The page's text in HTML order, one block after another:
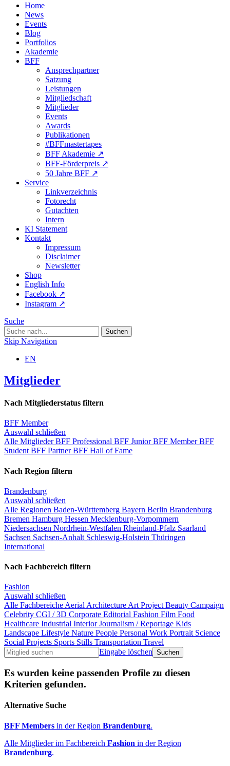
Home
News
Events
Blog
Portfolios
Akademie
BFF
Ansprechpartner
Satzung
Leistungen
Mitgliedschaft
Mitglieder
Events
Awards
Publikationen
#BFFmastertapes
BFF Akademie ↗︎
BFF-Förderpreis ↗︎
50 Jahre BFF ↗︎
Service
Linkverzeichnis
Fotorecht
Gutachten
Intern
KI Statement
Kontakt
Impressum
Disclaimer
Newsletter
Shop
English Info
Facebook ↗︎
Instagram ↗︎
Suche
Skip Navigation
EN
Mitglieder
Nach Mitgliederstatus filtern
BFF Member
Auswahl schließen
Alle MitgliederBFF Professional BFF JuniorBFF MemberBFF
Student BFF PartnerBFF Hall of Fame
Nach Region filtern
Brandenburg
Auswahl schließen
Alle Regionen Baden-Württemberg Bayern Berlin Brandenburg
Bremen Hamburg Hessen Mecklenburg-Vorpommern
Niedersachsen Nordrhein-Westfalen Rheinland-Pfalz Saarland
Sachsen Sachsen-Anhalt Schleswig-Holstein Thüringen
International
Nach Fachbereich filtern
Fashion
Auswahl schließen
Alle Fachbereiche Aerial Architecture Art Project Beauty Campaign
Celebrity CGI / 3D Corporate Editorial Fashion Film Food
Healthcare Industrial InteriorJournalism / Reportage Kids
Landscape Lifestyle Nature People Personal Work Portrait Science
Social Projects Sports Stills Transportation Travel
Eingabe löschen
Es wurden keine passenden Profile zu diesen
Kriterien gefunden.
Alternative Suche
BFF Members in der Region Brandenburg.
Alle Mitglieder im Fachbereich Fashion in der Region
Brandenburg.